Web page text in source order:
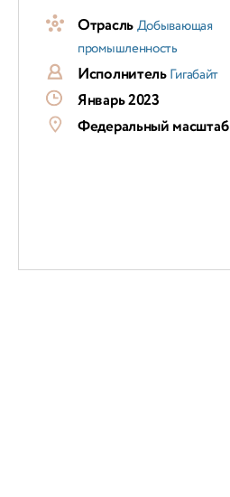
ОтрасльДобывающая
промышленность
ИсполнительГигабайт
Январь 2023
Федеральный масштаб